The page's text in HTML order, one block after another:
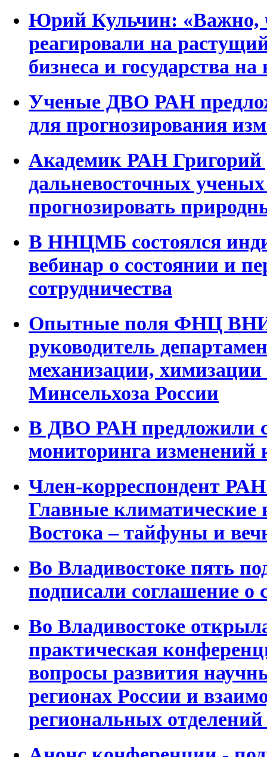
Юрий Кульчин: «Важно,
реагировали на
бизнеса и государства
Ученые ДВО РАН
для прогнозирования
Академик РАН Григорий
дальневосточных
прогнозировать
В ННЦМБ состоялся
вебинар о состоянии и
сотрудничества
Опытные поля ФНЦ
руководитель
механизации,
Минсельхоза России
В ДВО РАН предложили
мониторинга изменений
Член-корреспондент
Главные климатические
Востока – тайфуны и
Во Владивостоке пять
подписали соглашение о
Во Владивостоке
практическая
вопросы развития
регионах России и
региональных